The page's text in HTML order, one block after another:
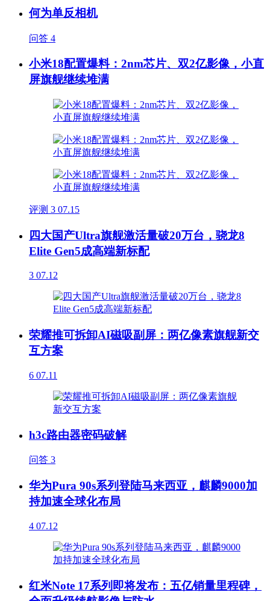
何为单反相机
问答 4
小米18配置爆料：2nm芯片、双2亿影像，小直
屏旗舰继续堆满
评测 3 07.15
四大国产Ultra旗舰激活量破20万台，骁龙8
Elite Gen5成高端新标配
3 07.12
荣耀推可拆卸AI磁吸副屏：两亿像素旗舰新交
互方案
6 07.11
h3c路由器密码破解
问答 3
华为Pura 90s系列登陆马来西亚，麒麟9000加
持加速全球化布局
4 07.12
红米Note 17系列即将发布：五亿销量里程碑，